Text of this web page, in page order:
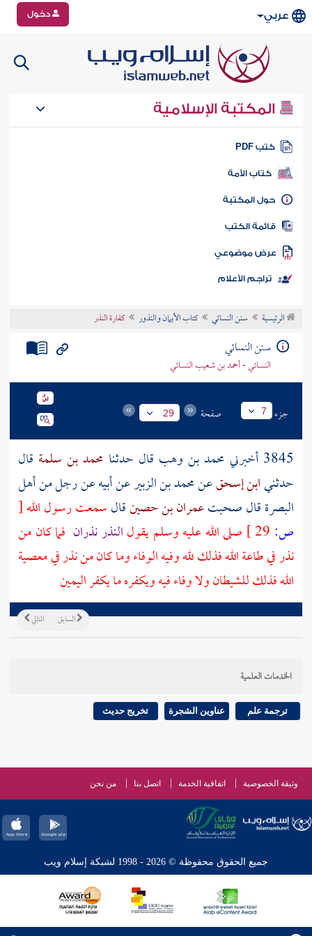
عربي دخول
المكتبة الإسلامية
كتب PDF
كتاب الأمة
المكتبة
الكتب
موضوعي
تراجم الأعلام
الرئيسية سنن النسائي كتاب الأيمان والنذور كفارة النذر
سنن النسائي
النسائي - أحمد بن شعيب النسائي
جزء 7 صفحة 29
3845 أخبرني محمد بن وهب قال حدثنا محمد بن سلمة قال
حدثنيابن إسحقعنمحمد بن الزبيرعنأبيهعنرجلمن أهل
البصرةقال صحبتعمران بن حصينقالسمعت رسول الله[
ص:
صلى الله عليه وسلم يقولالنذر نذران فما كان من
نذر في طاعة الله فذلك لله وفيه الوفاء وما كان من نذر في معصية
الله فذلك للشيطان ولا وفاء فيه ويكفره ما يكفر اليمين
التالي السابق
الخدمات العلمية
ترجمة علم عناوين الشجرة تخريج حديث
وثيقة الخصوصية اتفاقية الخدمة اتصل بنا من نحن
جميع الحقوق محفوظة © 2026 - 1998 لشبكة إسلام ويب